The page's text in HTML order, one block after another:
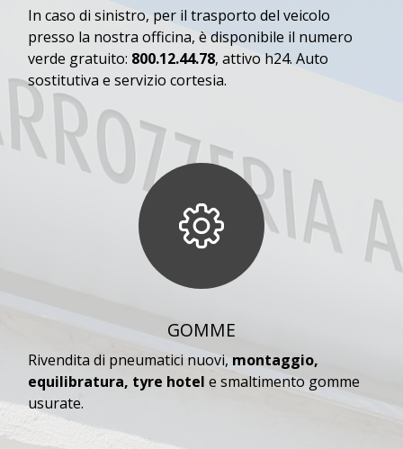
In caso di sinistro, per il trasporto del veicolo
presso la nostra officina, è disponibile il numero
verde gratuito: 800.12.44.78, attivo h24. Auto
sostitutiva e servizio cortesia.
GOMME
Rivendita di pneumatici nuovi, montaggio,
equilibratura, tyre hotel e smaltimento gomme
usurate.